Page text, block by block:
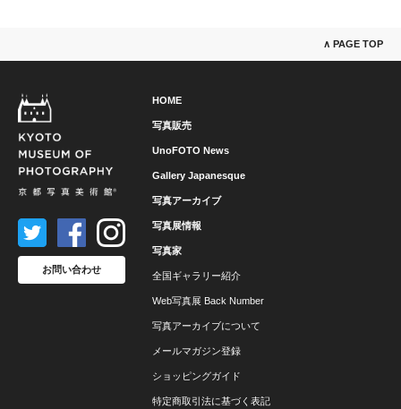
∧ PAGE TOP
HOME
写真販売
UnoFOTO News
Gallery Japanesque
写真アーカイブ
写真展情報
写真家
全国ギャラリー紹介
Web写真展 Back Number
写真アーカイブについて
メールマガジン登録
ショッピングガイド
特定商取引法に基づく表記
お問い合わせ